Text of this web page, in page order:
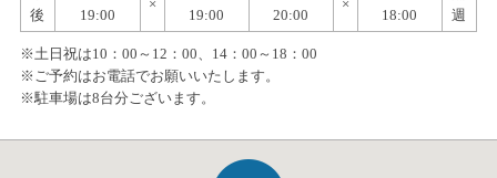
後
19:00
×
19:00
20:00
×
18:00
週
※土日祝は10：00～12：00、14：00～18：00
※ご予約はお電話でお願いいたします。
※駐車場は8台分ございます。